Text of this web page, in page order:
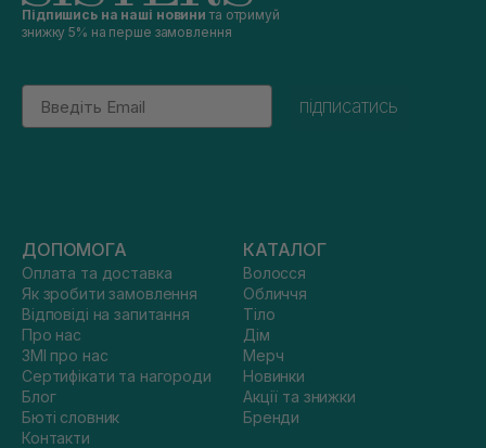
Підпишись на наші новини та отримуй
знижку 5% на перше замовлення
Email
підписатись
ДОПОМОГА
Оплата та доставка
Як зробити замовлення
Відповіді на запитання
Про нас
ЗМІ про нас
Сертифікати та нагороди
Блог
Бюті словник
Контакти
КАТАЛОГ
Волосся
Обличчя
Тіло
Дім
Мерч
Новинки
Акції та знижки
Бренди